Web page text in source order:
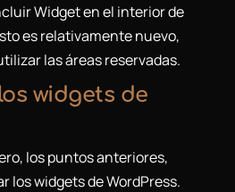
Widget en el interior de
es relativamente nuevo,
las áreas reservadas.
widgets de
los puntos anteriores,
los widgets de WordPress.